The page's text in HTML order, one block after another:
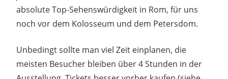
absolute Top-Sehenswürdigkeit in Rom, für uns
noch vor dem Kolosseum und dem Petersdom.
Unbedingt sollte man viel Zeit einplanen, die
meisten Besucher bleiben über 4 Stunden in der